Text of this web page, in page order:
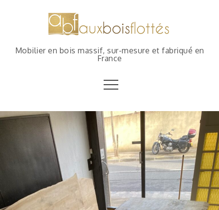
Mobilier en bois massif, sur-mesure et fabriqué en
France